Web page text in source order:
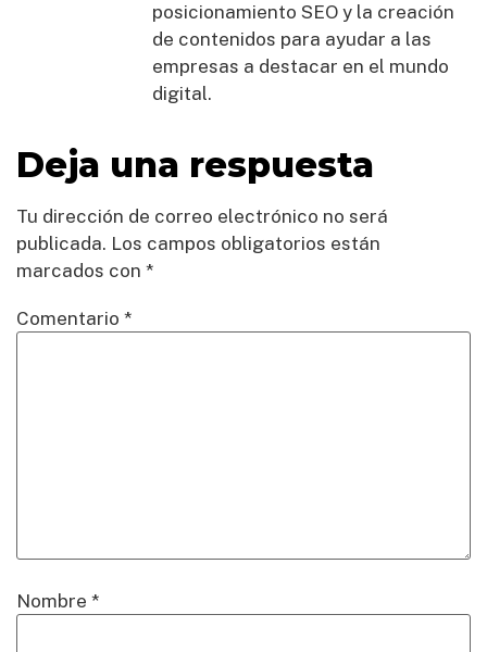
posicionamiento SEO y la creación
de contenidos para ayudar a las
empresas a destacar en el mundo
digital.
Deja una respuesta
Tu dirección de correo electrónico no será
publicada. Los campos obligatorios están
marcados con *
Comentario *
Nombre *